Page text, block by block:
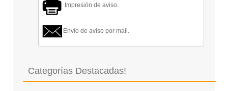
Impresión de aviso.
Envío de aviso por mail.
Categorías Destacadas!